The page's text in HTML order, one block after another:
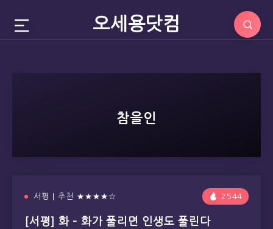
오세용닷컴
참을인
서평 | 추천 ★★★★☆ 2544
[서평] 화 – 화가 풀리면 인생도 풀린다